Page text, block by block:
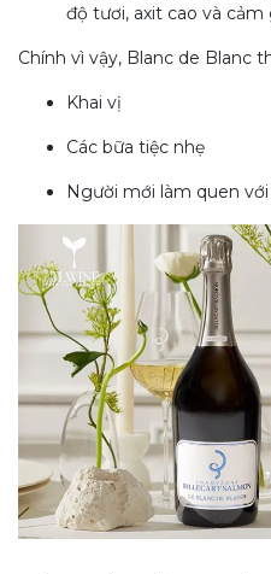
độ tươi, axit cao và cảm
Chính vì vậy, Blanc de Blanc
Khai vị
Các bữa tiệc nhẹ
Người mới làm quen